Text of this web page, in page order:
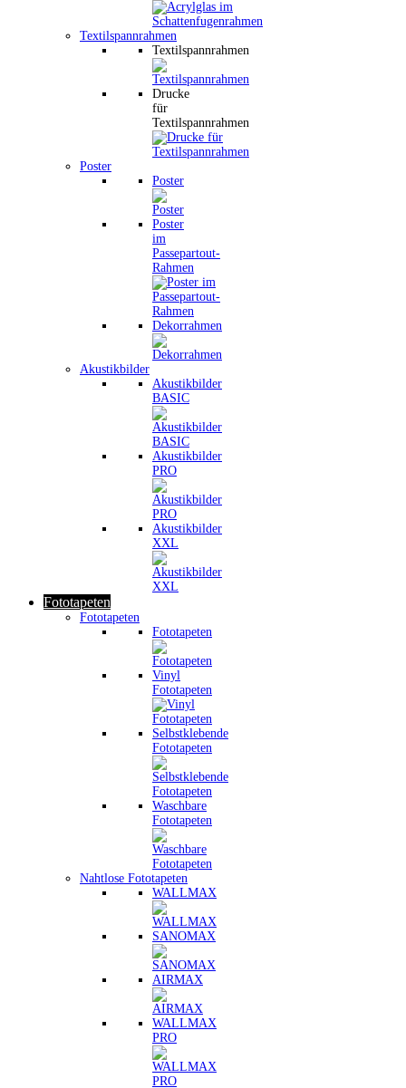
Textilspannrahmen
Textilspannrahmen
Drucke
für
Textilspannrahmen
Poster
Poster
Poster
im
Passepartout-
Rahmen
Dekorrahmen
Akustikbilder
Akustikbilder
BASIC
Akustikbilder
PRO
Akustikbilder
XXL
Fototapeten
Fototapeten
Fototapeten
Vinyl
Fototapeten
Selbstklebende
Fototapeten
Waschbare
Fototapeten
Nahtlose Fototapeten
WALLMAX
SANOMAX
AIRMAX
WALLMAX
PRO